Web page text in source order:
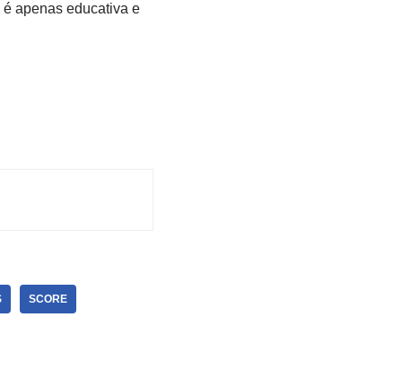
apenas educativa e
SCORE